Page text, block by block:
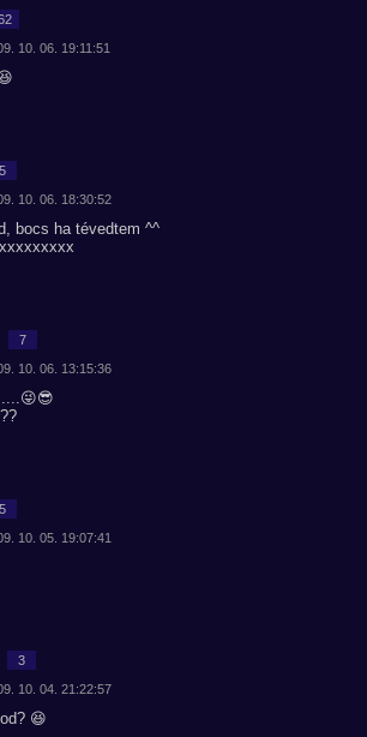
10. 06. 19:11:51
5
10. 06. 18:30:52
bocs ha tévedtem ^^
7
10. 06. 13:15:36
5
10. 05. 19:07:41
3
10. 04. 21:22:57
😆